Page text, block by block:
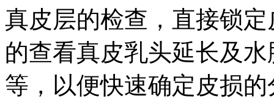
真皮层的检查，直接锁
的查看真皮乳头延长及
等，以便快速确定皮损